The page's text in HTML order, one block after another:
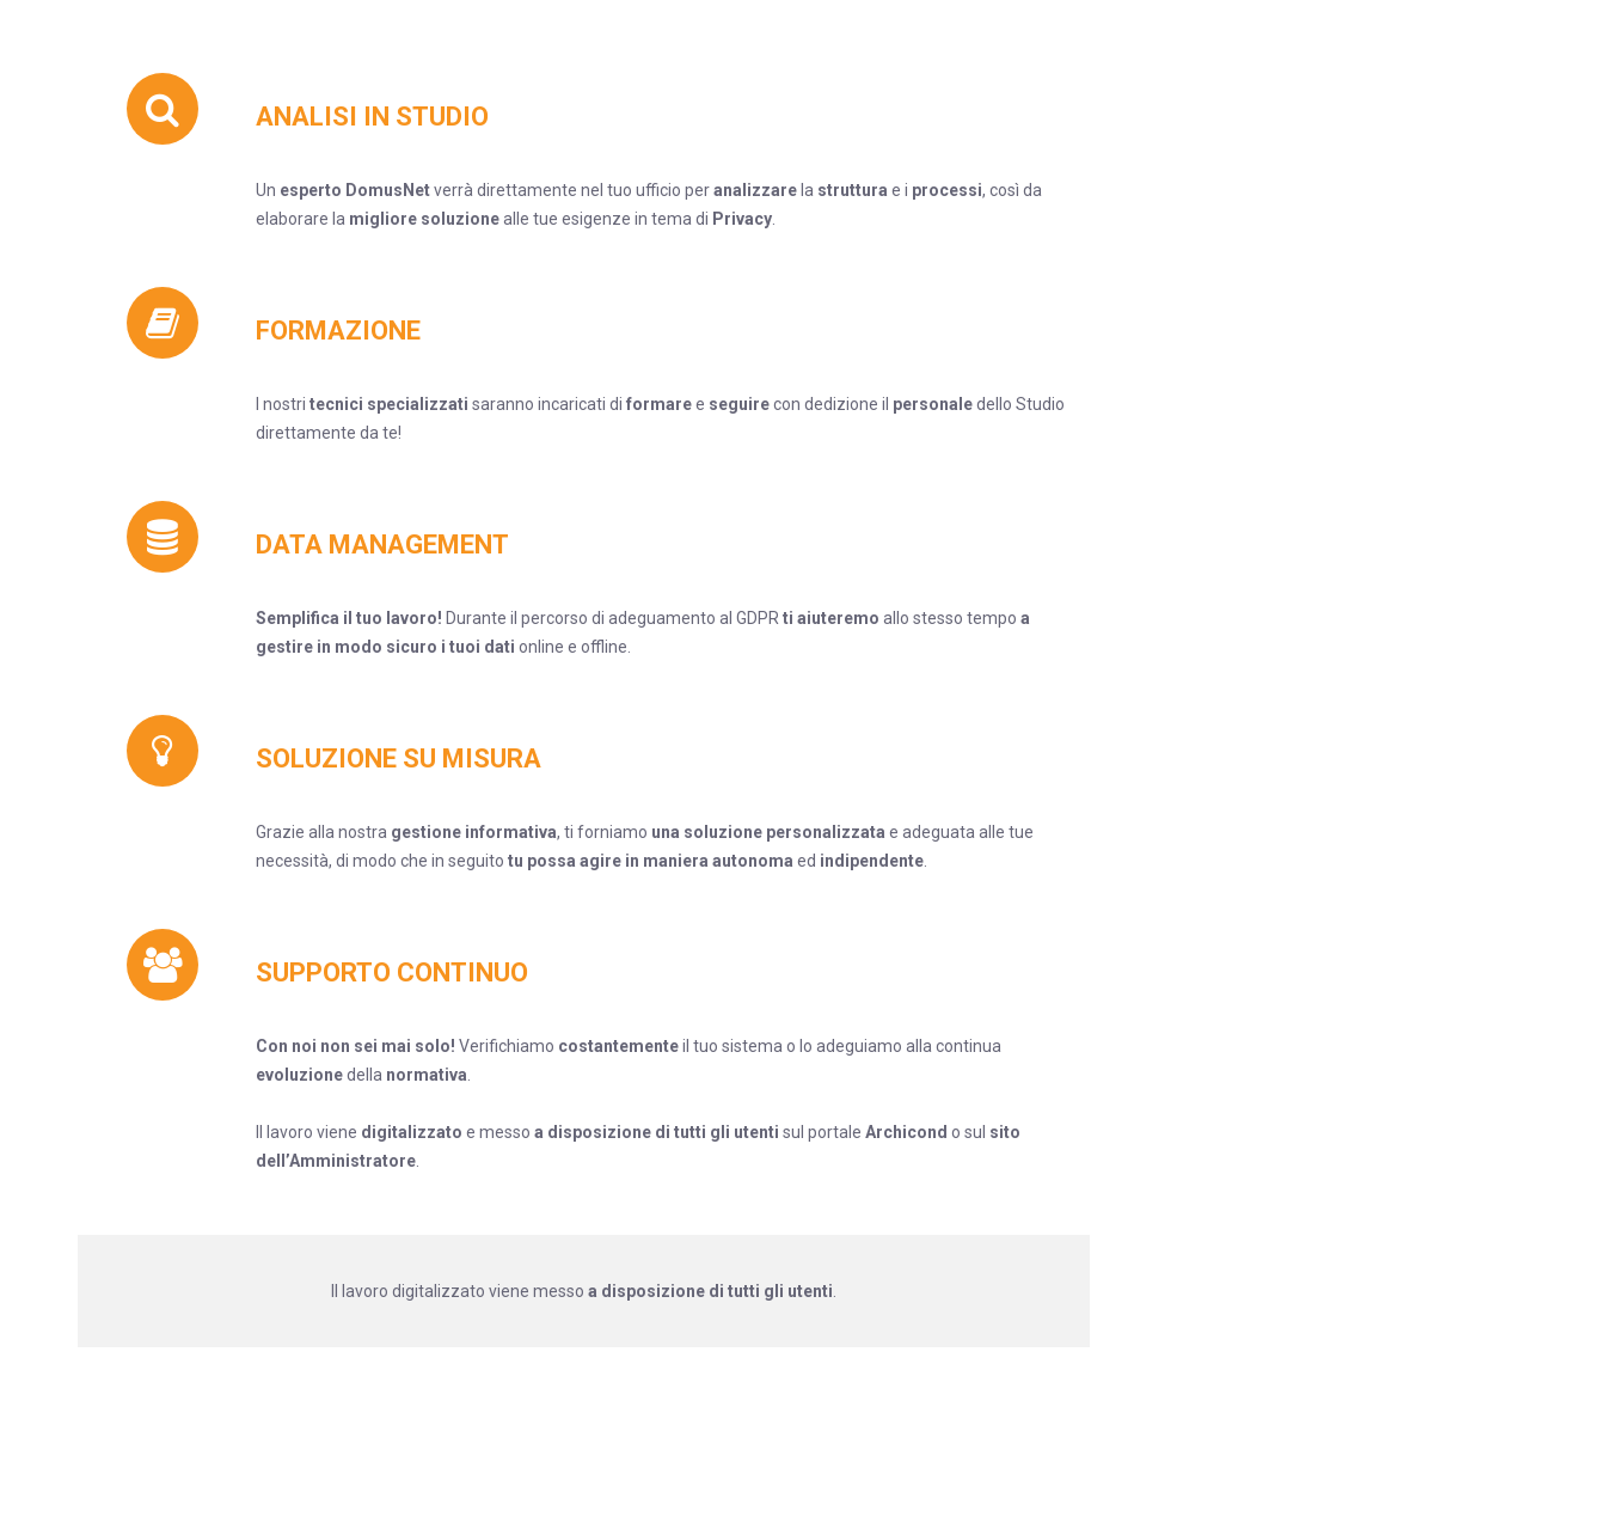
ANALISI IN STUDIO
Un esperto DomusNetverrà direttamente nel tuo ufficio peranalizzarela strutturae i processi, così da
elaborare la migliore soluzionealle tue esigenze in tema di Privacy
FORMAZIONE
I nostritecnici specializzatisaranno incaricati diformaree seguirecon dedizione il personaledello Studio
direttamente da te!
DATA MANAGEMENT
Semplifica il tuo lavoro! Durante il percorso di adeguamento al GDPRti aiuteremoallo stesso tempoa
gestire in modo sicuro i tuoi dationline e offline.
SOLUZIONE SU MISURA
Grazie alla nostra gestione informativa, ti forniamo una soluzione personalizzatae adeguata alle tue
necessità, di modo che in seguitotu possa agire in maniera autonomaed indipendente
SUPPORTO CONTINUO
Con noi non sei mai solo!Verifichiamo costantementeil tuo sistema o lo adeguiamo alla continua
evoluzionedella normativa
Il lavoro viene digitalizzatoe messoa disposizione di tutti gli utentisul portaleArchicondo sul sito
dell’Amministratore
Il lavoro digitalizzato viene messo a disposizione di tutti gli utenti